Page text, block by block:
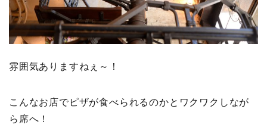
雰囲気ありますねぇ～！
こんなお店でピザが食べられるのかとワクワクしなが
ら席へ！